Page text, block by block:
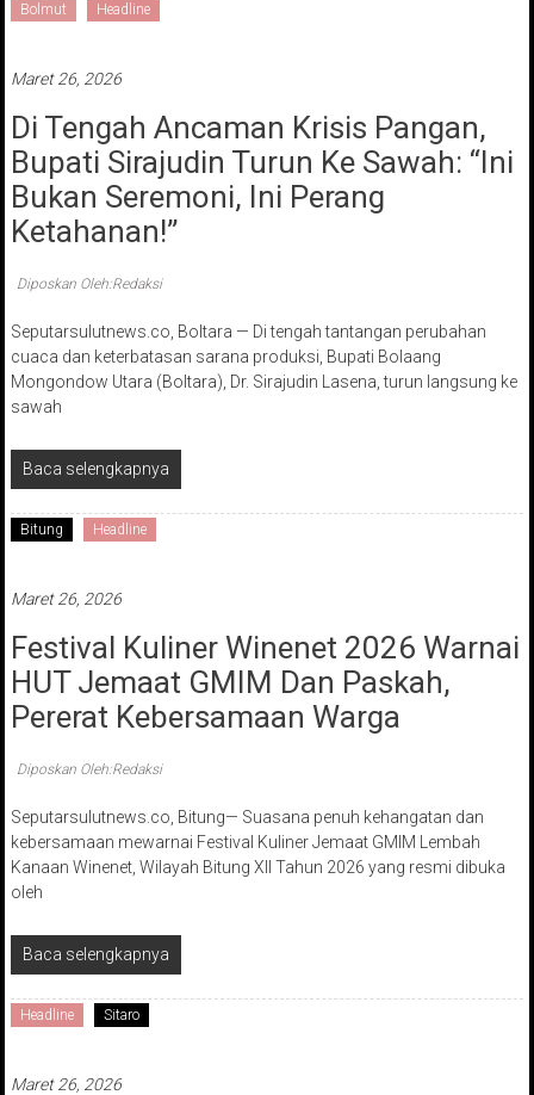
Bolmut Headline
Maret 26, 2026
Di Tengah Ancaman Krisis Pangan,
Bupati Sirajudin Turun Ke Sawah: “Ini
Bukan Seremoni, Ini Perang
Ketahanan!”
Diposkan Oleh:Redaksi
Seputarsulutnews.co, Boltara — Di tengah tantangan perubahan
cuaca dan keterbatasan sarana produksi, Bupati Bolaang
Mongondow Utara (Boltara), Dr. Sirajudin Lasena, turun langsung ke
sawah
Baca selengkapnya
Bitung Headline
Maret 26, 2026
Festival Kuliner Winenet 2026 Warnai
HUT Jemaat GMIM Dan Paskah,
Pererat Kebersamaan Warga
Diposkan Oleh:Redaksi
Seputarsulutnews.co, Bitung— Suasana penuh kehangatan dan
kebersamaan mewarnai Festival Kuliner Jemaat GMIM Lembah
Kanaan Winenet, Wilayah Bitung XII Tahun 2026 yang resmi dibuka
oleh
Baca selengkapnya
Headline Sitaro
Maret 26, 2026